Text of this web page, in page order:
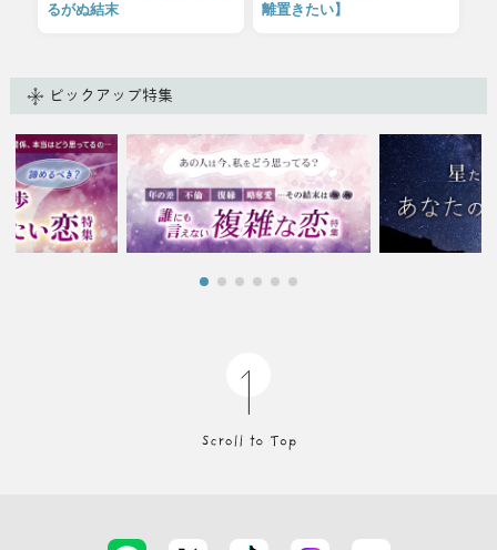
るがぬ結末
離置きたい】
ピックアップ特集